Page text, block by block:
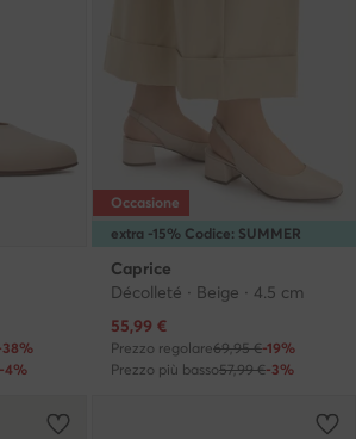
38%
-4%
extra -15% Codice: SUMMER
Occasione
Caprice
Décolleté · Beige · 4.5 cm
Prezzo attuale
55,99 €
Prezzo regolare69,95 €-19%
Prezzo più basso57,99 €-3%